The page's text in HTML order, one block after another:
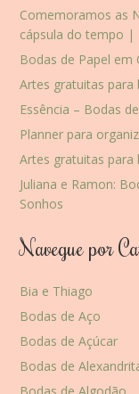
Comemoramos as
cápsula do tempo |
Bodas de Papel em
Artes gratuitas para
Essência – Bodas
Planner para
Artes gratuitas para
Juliana e Ramon:
Sonhos
Navegue por
Bia e Thiago
Bodas de Aço
Bodas de Açúcar
Bodas de